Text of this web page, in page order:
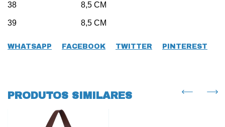
38 8,5 CM
39 8,5 CM
WHATSAPP FACEBOOK TWITTER PINTEREST
PRODUTOS SIMILARES